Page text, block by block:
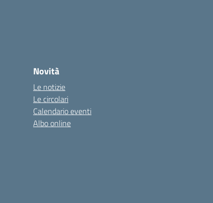
Novità
Le notizie
Le circolari
Calendario eventi
Albo online